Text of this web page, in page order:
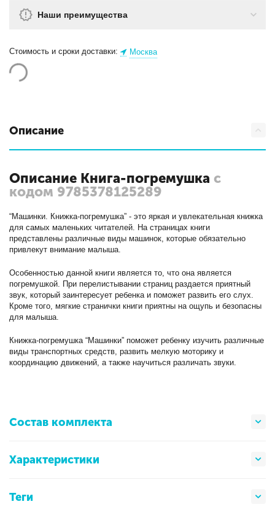
Наши преимущества
Стоимость и сроки доставки: Москва
Описание
Описание Книга-погремушка с
кодом 9785378125289
“Машинки. Книжка-погремушка” - это яркая и увлекательная книжка
для самых маленьких читателей. На страницах книги
представлены различные виды машинок, которые обязательно
привлекут внимание малыша.
Особенностью данной книги является то, что она является
погремушкой. При перелистывании страниц раздается приятный
звук, который заинтересует ребенка и поможет развить его слух.
Кроме того, мягкие странички книги приятны на ощупь и безопасны
для малыша.
Книжка-погремушка “Машинки” поможет ребенку изучить различные
виды транспортных средств, развить мелкую моторику и
координацию движений, а также научиться различать звуки.
Состав комплекта
Характеристики
Теги